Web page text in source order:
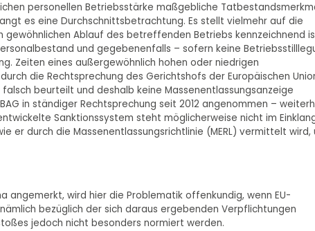
personellen Betriebsstärke maßgebliche
es eine Durchschnittsbetrachtung. Es stellt vielmehr auf die
Ablauf des betreffenden Betriebs kennzeichnend
und gegebenenfalls – sofern keine
Zeiten eines außergewöhnlich hohen oder niedrigen
die Rechtsprechung des Gerichtshofs der Europäischen
beurteilt und deshalb keine Massenentlassungsanzeige
in ständiger Rechtsprechung seit 2012 angenommen –
Sanktionssystem steht möglicherweise nicht im
er durch die Massenentlassungsrichtlinie (MERL) vermittelt wird,
angemerkt, wird hier die Problematik offenkundig, wenn EU-
bezüglich der sich daraus ergebenden Verpflichtungen
jedoch nicht besonders normiert werden.